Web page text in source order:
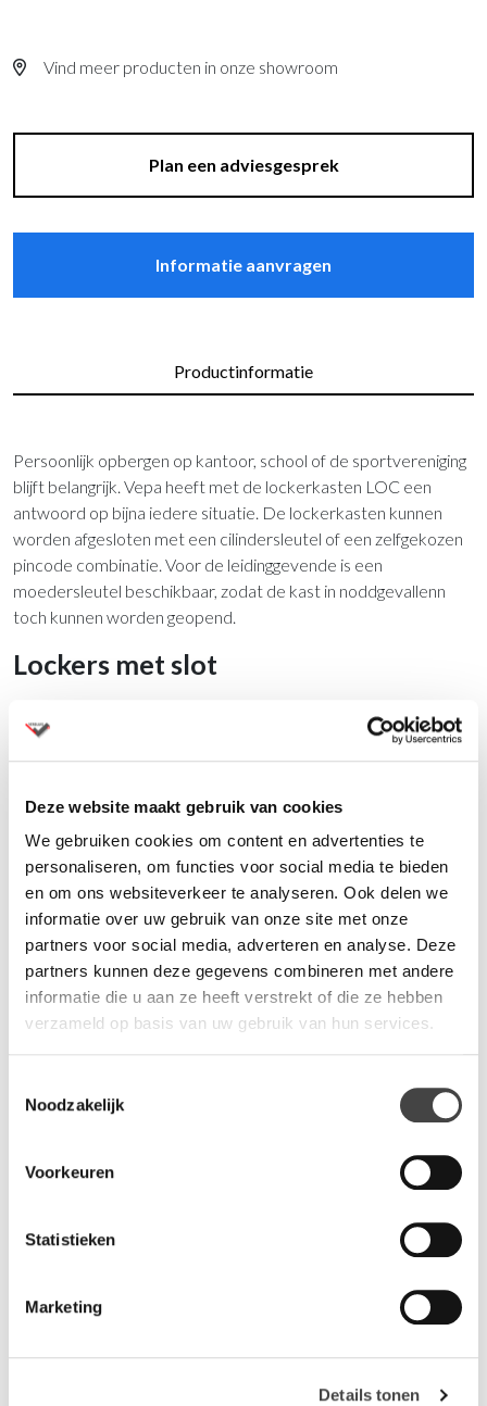
Deze website maakt gebruik van cookies
We gebruiken cookies om content en advertenties te
personaliseren, om functies voor social media te bieden
en om ons websiteverkeer te analyseren. Ook delen we
informatie over uw gebruik van onze site met onze
partners voor social media, adverteren en analyse. Deze
partners kunnen deze gegevens combineren met andere
informatie die u aan ze heeft verstrekt of die ze hebben
verzameld op basis van uw gebruik van hun services.
Noodzakelijk
Voorkeuren
Statistieken
Marketing
Details tonen
Vind meer producten in onze showroom
Plan een adviesgesprek
Informatie aanvragen
Productinformatie
Persoonlijk opbergen op kantoor, school of de sportvereniging
blijft belangrijk. Vepa heeft met de lockerkasten LOC een
antwoord op bijna iedere situatie. De lockerkasten kunnen
worden afgesloten met een cilindersleutel of een zelfgekozen
pincode combinatie. Voor de leidinggevende is een
moedersleutel beschikbaar, zodat de kast in noddgevallenn
toch kunnen worden geopend.
Lockers met slot
silinderslot. Is een sleutel onhandig, kies dan voor een pincode
slot. Er is een Dial Code Free en Fix code. Lockerkasten zijn
rompen zijn van E1 kwaliteit dat is een hoge persing, waardoor
het hout sterker is.
Lockerkasten met verschillende grote kluisjes. Met cilinder of
pincode slot. Optionele postgleuf.
Vragen?
073-8000266